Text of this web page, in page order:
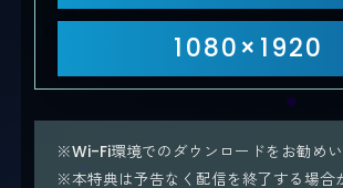
1080×1920
※Wi-Fi環境でのダウンロードをお勧めい
※本特典は予告なく配信を終了する場合